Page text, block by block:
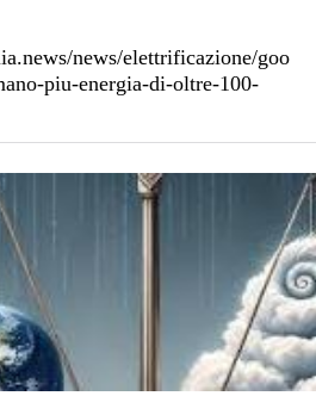
news/elettrificazione/goo
piu-energia-di-oltre-100-